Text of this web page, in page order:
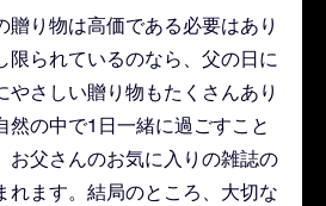
贈り物は高価である必要はあり
限られているのなら、父の日に
やさしい贈り物もたくさんあり
然の中で1日一緒に過ごすこと
お父さんのお気に入りの雑誌の
れます。結局のところ、大切な